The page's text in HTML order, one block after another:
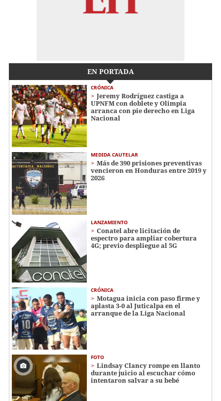
EN PORTADA
CRÓNICA
Jeremy Rodríguez castiga a
UPNFM con doblete y Olimpia
arranca con pie derecho en Liga
Nacional
MEDIDA CAUTELAR
Más de 390 prisiones preventivas
vencieron en Honduras entre 2019 y
2026
LANZAMIENTO
Conatel abre licitación de
espectro para ampliar cobertura
4G; previo despliegue al 5G
CRÓNICA
Motagua inicia con paso firme y
aplasta 3-0 al Juticalpa en el
arranque de la Liga Nacional
FOTO
Lindsay Clancy rompe en llanto
durante juicio al escuchar cómo
intentaron salvar a su bebé